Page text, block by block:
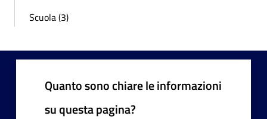
Scuola (3)
Quanto sono chiare le informazioni
su questa pagina?